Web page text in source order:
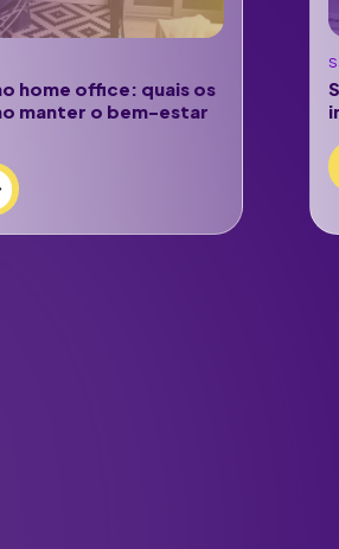
home office: quais os
manter o bem-estar